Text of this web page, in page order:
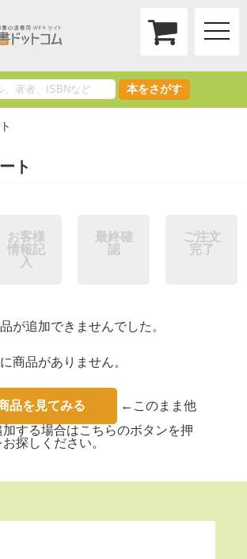
toggle
本をさがす
ト
お客様
情報記
入
最終確
認
ご注文
完了
が追加できませんでした。
商品がありません。
品を見てみる
←このまま他
する場合はこちらのボタンを押
探しください。